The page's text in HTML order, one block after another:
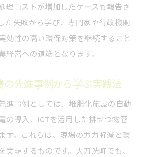
理コストが増加したケースも報告さ
た失敗から学び、専門家や行政機関
効性の高い環保対策を継続すること
経営への道筋となります。
の先進事例から学ぶ実践法
進事例としては、堆肥化施設の自動
の導入、ICTを活用した排せつ物管
す。これらは、現場の労力軽減と環
実現するものです。大刀洗町でも、